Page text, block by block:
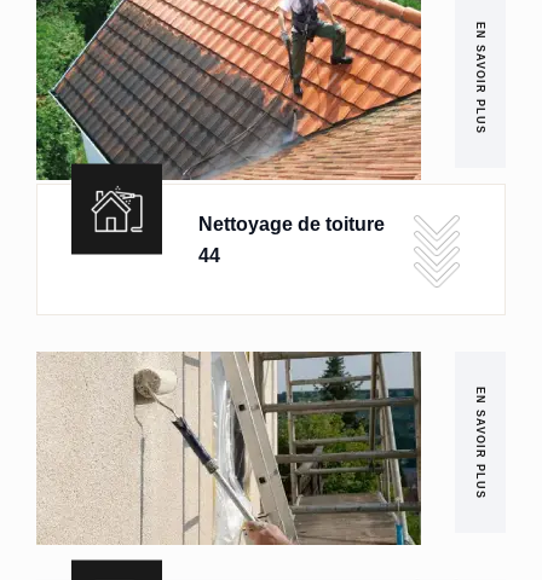
EN SAVOIR PLUS
Nettoyage de toiture
44
EN SAVOIR PLUS